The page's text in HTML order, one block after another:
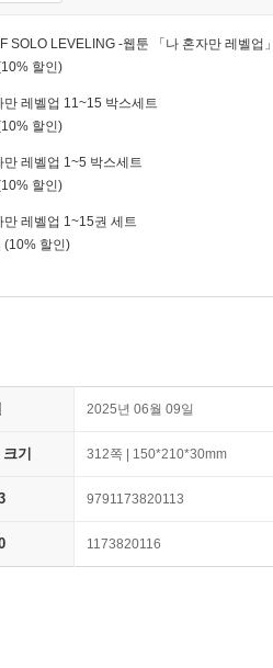
SOLO LEVELING -웹툰 「나 혼자만 레벨업
할인)
만 레벨업 11~15 박스세트
할인)
만 레벨업 1~5 박스세트
할인)
만 레벨업 1~15권 세트
(10% 할인)
2025년 06월 09일
기 312쪽 | 150*210*30mm
9791173820113
1173820116